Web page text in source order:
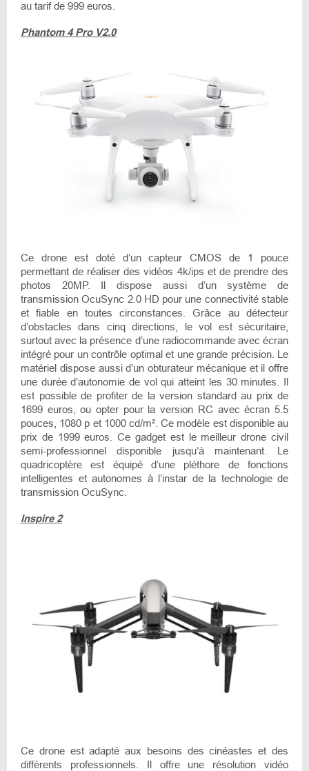
au tarif de 999 euros.
Phantom 4 Pro V2.0
Ce drone est doté d’un capteur CMOS de 1 pouce
permettant de réaliser des vidéos 4k/ips et de prendre des
photos 20MP. Il dispose aussi d’un système de
transmission OcuSync 2.0 HD pour une connectivité stable
et fiable en toutes circonstances. Grâce au détecteur
d’obstacles dans cinq directions, le vol est sécuritaire,
surtout avec la présence d’une radiocommande avec écran
intégré pour un contrôle optimal et une grande précision. Le
matériel dispose aussi d’un obturateur mécanique et il offre
une durée d’autonomie de vol qui atteint les 30 minutes. Il
est possible de profiter de la version standard au prix de
1699 euros, ou opter pour la version RC avec écran 5.5
pouces, 1080 p et 1000 cd/m². Ce modèle est disponible au
prix de 1999 euros. Ce gadget est le meilleur drone civil
semi-professionnel disponible jusqu’à maintenant. Le
quadricoptère est équipé d’une pléthore de fonctions
intelligentes et autonomes à l’instar de la technologie de
transmission OcuSync.
Inspire 2
Ce drone est adapté aux besoins des cinéastes et des
différents professionnels. Il offre une résolution vidéo